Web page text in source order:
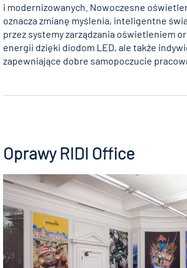
i modernizowanych. Nowoczesne
oznacza zmianę myślenia, inteligentne
przez systemy zarządzania oświetleniem
energii dzięki diodom LED, ale także
zapewniające dobre samopoczucie
Oprawy RIDI Office